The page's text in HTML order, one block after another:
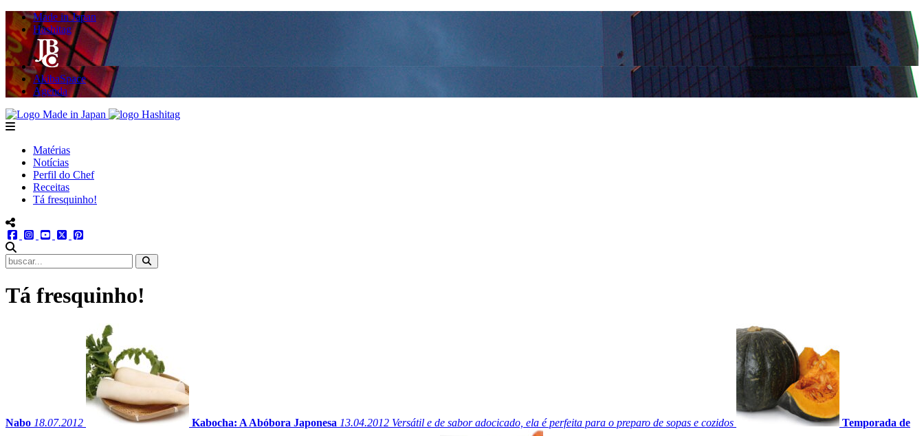
Made in Japan
Hashitag
AkibaSpace
Agenda
Powered By Made in Japan
Hashitag
menu
Matérias
Notícias
Perfil do Chef
Receitas
Tá fresquinho!
menu redes social
facebookinstagram
youtube
twitter
Tá fresquinho!
Nabo 18.07.2012 Kabocha: A Abóbora Japonesa 13.04.2012 Versátil e de sabor adocicado, ela é perfeita para o preparo de sopas e cozidos Temporada de